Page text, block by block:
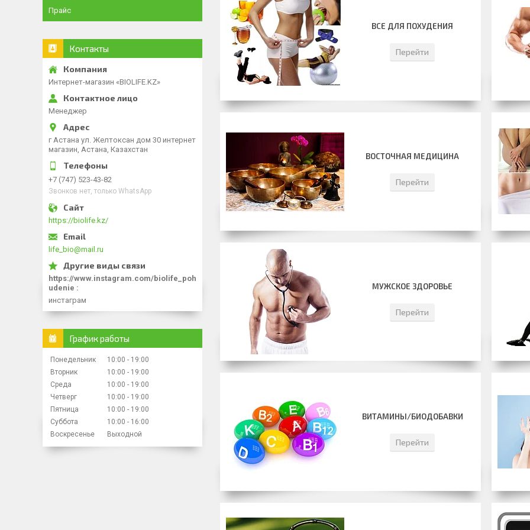
ВСЕ ДЛЯ ПОХУДЕНИЯ
Перейти
ВОСТОЧНАЯ МЕДИЦИНА
Перейти
МУЖСКОЕ ЗДОРОВЬЕ
Перейти
ВИТАМИНЫ/БИОДОБАВКИ
Перейти
Прайс
Контакты
Интернет-магазин «BIOLIFE.KZ»
Менеджер
г Астана ул. Желтоксан дом 30 интернет
магазин, Астана, Казахстан
+7 (747) 523-43-82
Звонков нет, только WhatsApp
https://biolife.kz/
life_bio@mail.ru
https://www.instagram.com/biolife_poh
udenie
инстаграм
График работы
Понедельник 10:00
19:00
Вторник
10:00
19:00
Среда
10:00
19:00
Четверг
10:00
19:00
Пятница
10:00
19:00
Суббота
10:00
16:00
Воскресенье
Выходной